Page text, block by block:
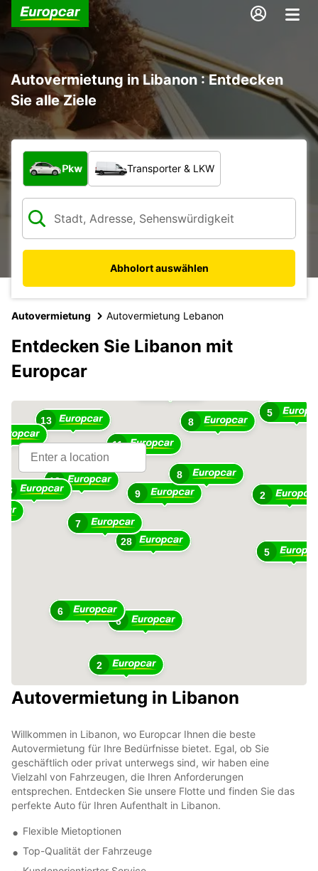
Autovermietung in Libanon : Entdecken
Sie alle Ziele
Welche Art von Fahrzeug?
Pkw Transporter & LKW
Abholort auswählen
Autovermietung Autovermietung Lebanon
Entdecken Sie Libanon mit
Europcar
28
9
7
8
6
11
13
6
8
13
2
5
2
13
5
Autovermietung in Libanon
Willkommen in Libanon, wo Europcar Ihnen die beste
Autovermietung für Ihre Bedürfnisse bietet. Egal, ob Sie
geschäftlich oder privat unterwegs sind, wir haben eine
Vielzahl von Fahrzeugen, die Ihren Anforderungen
entsprechen. Entdecken Sie unsere Flotte und finden Sie das
perfekte Auto für Ihren Aufenthalt in Libanon.
Flexible Mietoptionen
Top-Qualität der Fahrzeuge